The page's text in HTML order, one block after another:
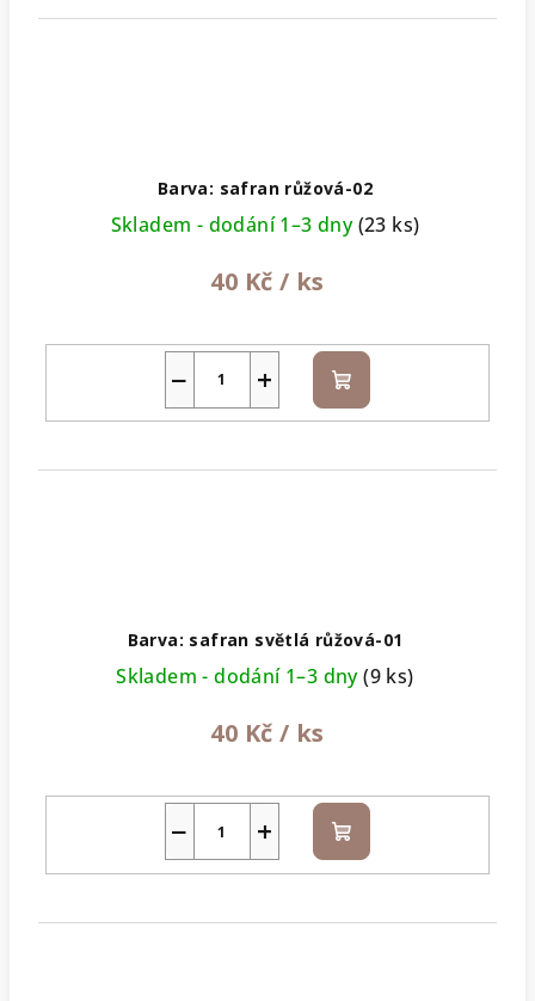
Barva: safran růžová-02
Skladem - dodání 1–3 dny(23 ks)
40 Kč / ks
+
− Do
košíku
Barva: safran světlá růžová-01
Skladem - dodání 1–3 dny(9 ks)
40 Kč / ks
+
− Do
košíku